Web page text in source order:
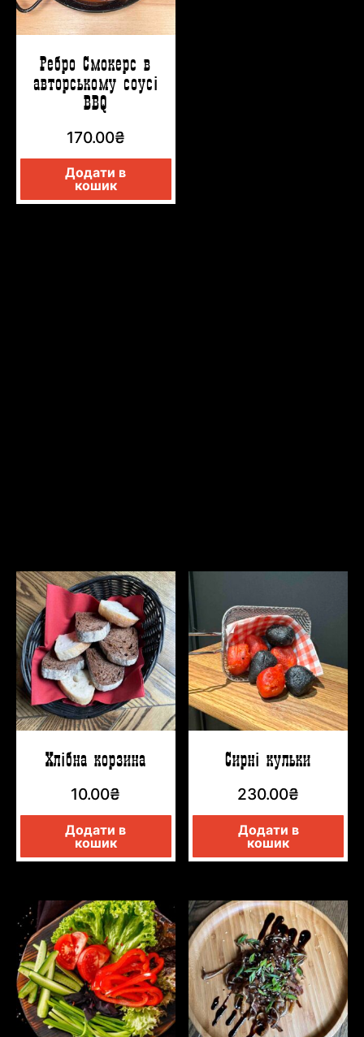
Ребро Смокерс в
авторському соусі
BBQ
170.00₴
Додати в
кошик
Хлібна корзина
10.00₴
Додати в
кошик
Сирні кульки
230.00₴
Додати в
кошик